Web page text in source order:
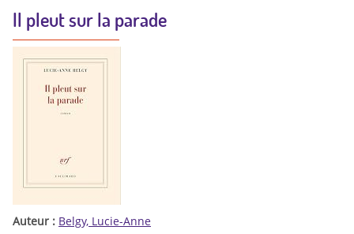
Il pleut sur la parade
Auteur : Belgy, Lucie-Anne